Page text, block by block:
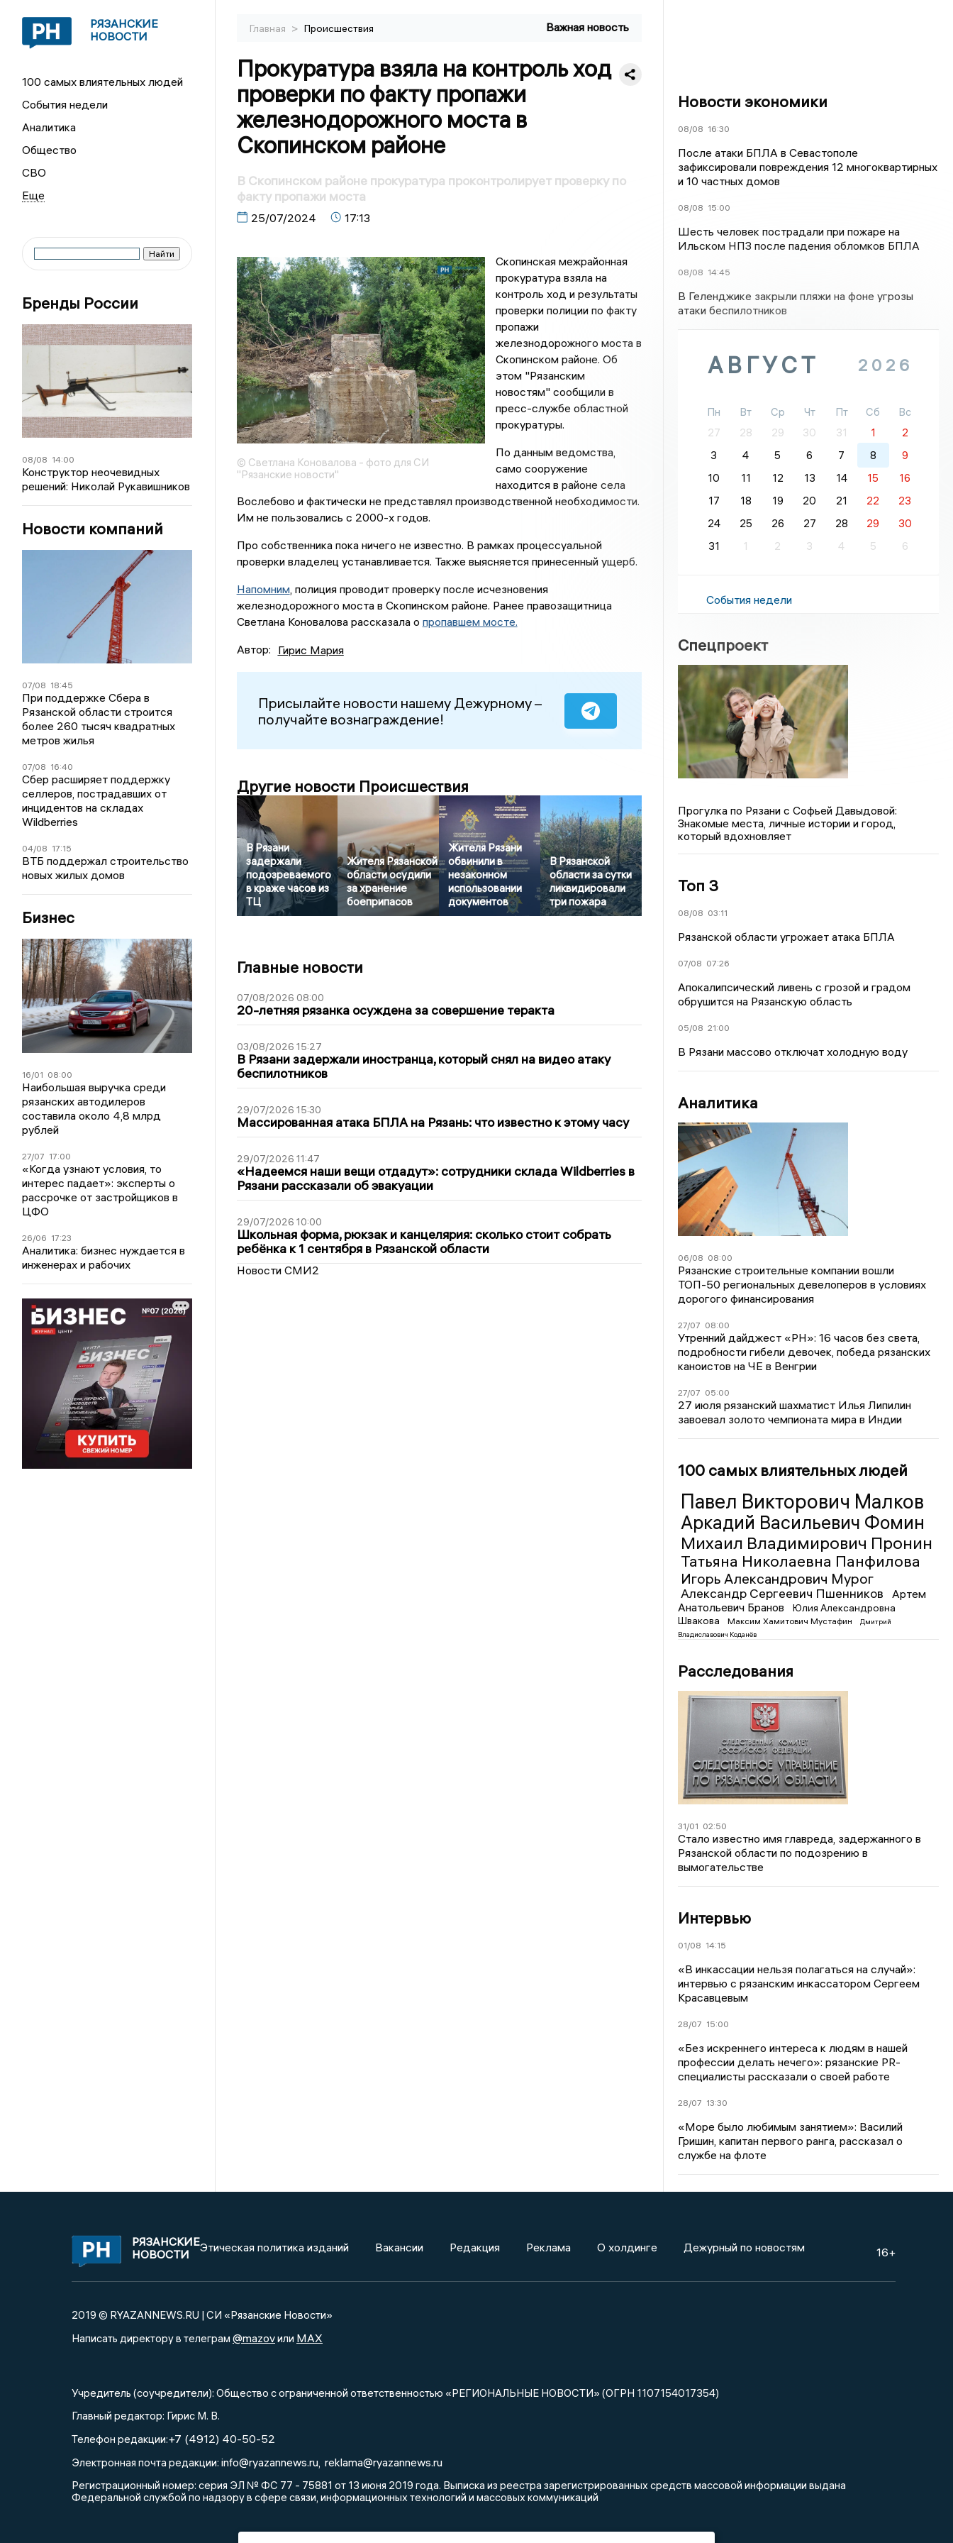
РЯЗАНСКИЕ
НОВОСТИ
100 самых влиятельных людей
События недели
Аналитика
Общество
СВО
Бренды России
08/08 14:00
Конструктор неочевидных
решений: Николай Рукавишников
Новости компаний
07/08 18:45
При поддержке Сбера в
Рязанской области строится
более 260 тысяч квадратных
метров жилья
07/08 16:40
Сбер расширяет поддержку
селлеров, пострадавших от
инцидентов на складах
Wildberries
04/08 17:15
ВТБ поддержал строительство
новых жилых домов
Бизнес
16/01 08:00
Наибольшая выручка среди
рязанских автодилеров
составила около 4,8 млрд
рублей
27/07 17:00
«Когда узнают условия, то
интерес падает»: эксперты о
рассрочке от застройщиков в
ЦФО
26/06 17:23
Аналитика: бизнес нуждается в
инженерах и рабочих
Главная > Происшествия Важная новость
Прокуратура взяла на контроль ход
проверки по факту пропажи
железнодорожного моста в
Скопинском районе
В Скопинском районе прокуратура проконтролирует проверку по
факту пропажи моста
25/07/2024 17:13
© Светлана Коновалова - фото для СИ
"Рязанские новости"
Скопинская межрайонная
прокуратура взяла на
контроль ход и результаты
проверки полиции по факту
пропажи
железнодорожного моста в
Скопинском районе. Об
этом "Рязанским
новостям" сообщили в
пресс-службе областной
прокуратуры.
По данным ведомства,
само сооружение
находится в районе села
Вослебово и фактически не представлял производственной необходимости.
Им не пользовались с 2000-х годов.
Про собственника пока ничего не известно. В рамках процессуальной
проверки владелец устанавливается. Также выясняется принесенный ущерб.
Напомним, полиция проводит проверку после исчезновения
железнодорожного моста в Скопинском районе. Ранее правозащитница
Светлана Коновалова рассказала о пропавшем мосте.
Автор: Гирис Мария
Присылайте новости нашему Дежурному –
получайте вознаграждение!
Другие новости Происшествия
В Рязани
задержали
подозреваемого
в краже часов из
ТЦ
Жителя Рязанской
области осудили
за хранение
боеприпасов
Жителя Рязани
обвинили в
незаконном
использовании
документов
В Рязанской
области за сутки
ликвидировали
три пожара
Главные новости
07/08/2026 08:00
20-летняя рязанка осуждена за совершение теракта
03/08/2026 15:27
В Рязани задержали иностранца, который снял на видео атаку
беспилотников
29/07/2026 15:30
Массированная атака БПЛА на Рязань: что известно к этому часу
29/07/2026 11:47
«Надеемся наши вещи отдадут»: сотрудники склада Wildberries в
Рязани рассказали об эвакуации
29/07/2026 10:00
Школьная форма, рюкзак и канцелярия: сколько стоит собрать
ребёнка к 1 сентября в Рязанской области
Новости СМИ2
Новости экономики
08/08 16:30
После атаки БПЛА в Севастополе
зафиксировали повреждения 12 многоквартирных
и 10 частных домов
08/08 15:00
Шесть человек пострадали при пожаре на
Ильском НПЗ после падения обломков БПЛА
08/08 14:45
В Геленджике закрыли пляжи на фоне угрозы
атаки беспилотников
АВГУСТ 2026
Пн Вт Ср Чт Пт Сб
Вс
27
28 29 30 31 1
2
3
4 5 6 7 8
9
10
11 12 13 14 15
16
17
18 19 20 21 22
23
24
25 26 27 28 29
30
31
1 2 3 4 5 6
События недели
Спецпроект
Прогулка по Рязани с Софьей Давыдовой:
Знакомые места, личные истории и город,
который вдохновляет
Топ 3
08/08 03:11
Рязанской области угрожает атака БПЛА
07/08 07:26
Апокалипсический ливень с грозой и градом
обрушится на Рязанскую область
05/08 21:00
В Рязани массово отключат холодную воду
Аналитика
06/08 08:00
Рязанские строительные компании вошли
ТОП-50 региональных девелоперов в условиях
дорогого финансирования
27/07 08:00
Утренний дайджест «РН»: 16 часов без света,
подробности гибели девочек, победа рязанских
каноистов на ЧЕ в Венгрии
27/07 05:00
27 июля рязанский шахматист Илья Липилин
завоевал золото чемпионата мира в Индии
100 самых влиятельных людей
Павел Викторович Малков
Аркадий Васильевич Фомин
Михаил Владимирович Пронин
Татьяна Николаевна Панфилова
Игорь Александрович Мурог
Александр Сергеевич Пшенников
Артем
Анатольевич Бранов
Юлия Александровна
Швакова
Максим Хамитович Мустафин
Дмитрий
Владиславович Коданёв
Расследования
31/01 02:50
Стало известно имя главреда, задержанного в
Рязанской области по подозрению в
вымогательстве
Интервью
01/08 14:15
«В инкассации нельзя полагаться на случай»:
интервью с рязанским инкассатором Сергеем
Красавцевым
28/07 15:00
«Без искреннего интереса к людям в нашей
профессии делать нечего»: рязанские PR-
специалисты рассказали о своей работе
28/07 13:30
«Море было любимым занятием»: Василий
Гришин, капитан первого ранга, рассказал о
службе на флоте
РЯЗАНСКИЕ
НОВОСТИ
Этическая политика изданий Вакансии Редакция Реклама О холдинге Дежурный по новостям 16+
2019 © RYAZANNEWS.RU | СИ «Рязанские Новости»
Написать директору в телеграм @mazovили MAX
Учредитель (соучредители): Общество с ограниченной ответственностью «РЕГИОНАЛЬНЫЕ НОВОСТИ» (ОГРН 1107154017354)
Главный редактор: Гирис М. В.
Телефон редакции:+7 (4912) 40-50-52
Электронная почта редакции: info@ryazannews.ru reklama@ryazannews.ru
Регистрационный номер: серия ЭЛ № ФС 77 - 75881 от 13 июня 2019 года. Выписка из реестра зарегистрированных средств массовой информации выдана
Федеральной службой по надзору в сфере связи, информационных технологий и массовых коммуникаций